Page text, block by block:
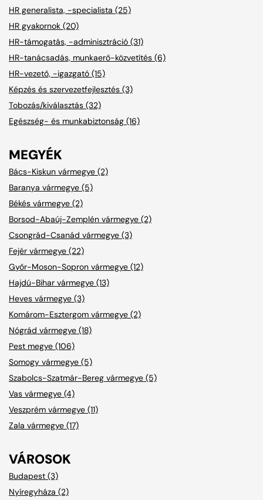
HR generalista, -specialista (25)
HR gyakornok (20)
HR-támogatás, -adminisztráció (31)
HR-tanácsadás, munkaerő-közvetítés (6)
HR-vezető, -igazgató (15)
Képzés és szervezetfejlesztés (3)
Tobozás/kiválasztás (32)
Egészség- és munkabiztonság (16)
MEGYÉK
Bács-Kiskun vármegye (2)
Baranya vármegye (5)
Békés vármegye (2)
Borsod-Abaúj-Zemplén vármegye (2)
Csongrád-Csanád vármegye (3)
Fejér vármegye (22)
Győr-Moson-Sopron vármegye (12)
Hajdú-Bihar vármegye (13)
Heves vármegye (3)
Komárom-Esztergom vármegye (2)
Nógrád vármegye (18)
Pest megye (106)
Somogy vármegye (5)
Szabolcs-Szatmár-Bereg vármegye (5)
Vas vármegye (4)
Veszprém vármegye (11)
Zala vármegye (17)
VÁROSOK
Budapest (3)
Nyíregyháza (2)